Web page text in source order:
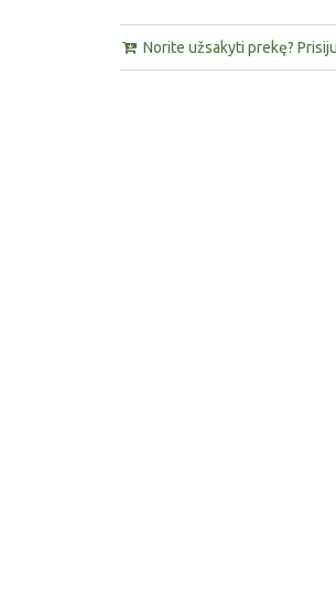
Norite užsakyti prekę?